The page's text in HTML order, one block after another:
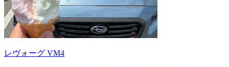
レヴォーグ VM4